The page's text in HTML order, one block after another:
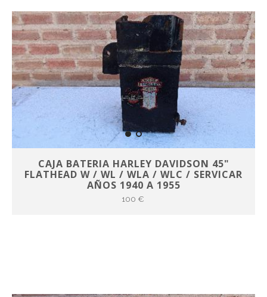
CAJA BATERIA HARLEY DAVIDSON 45"
FLATHEAD W / WL / WLA / WLC / SERVICAR
AÑOS 1940 A 1955
100 €